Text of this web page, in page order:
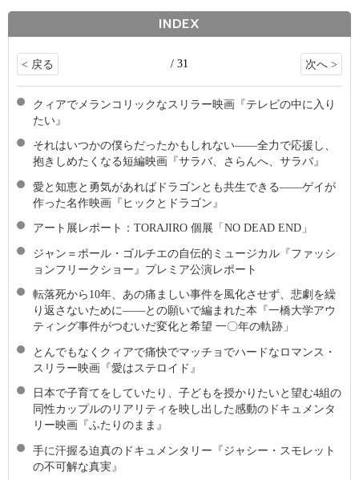
INDEX
< 戻る / 31 次へ >
クィアでメランコリックなスリラー映画『テレビの中に入り
たい』
それはいつかの僕らだったかもしれない――全力で応援し、
抱きしめたくなる短編映画『サラバ、さらんへ、サラバ』
愛と知恵と勇気があればドラゴンとも共生できる――ゲイが
作った名作映画『ヒックとドラゴン』
アート展レポート：TORAJIRO 個展「NO DEAD END」
ジャン＝ポール・ゴルチエの自伝的ミュージカル『ファッシ
ョンフリークショー』プレミア公演レポート
転落死から10年、あの痛ましい事件を風化させず、悲劇を繰
り返さないために――との願いで編まれた本『一橋大学アウ
ティング事件がつむいだ変化と希望 一〇年の軌跡」
とんでもなくクィアで痛快でマッチョでハードなロマンス・
スリラー映画『愛はステロイド』
日本で子育てをしていたり、子どもを授かりたいと望む4組の
同性カップルのリアリティを映し出した感動のドキュメンタ
リー映画『ふたりのまま』
手に汗握る迫真のドキュメンタリー『ジャシー・スモレット
の不可解な真実』